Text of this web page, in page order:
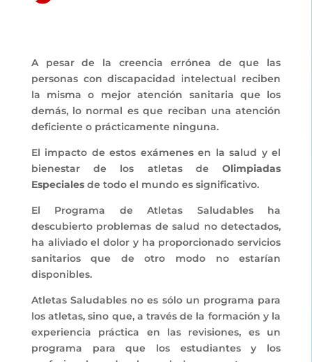
A pesar de la creencia errónea de que las
personas con discapacidad intelectual reciben
la misma o mejor atención sanitaria que los
demás, lo normal es que reciban una atención
deficiente o prácticamente ninguna.
El impacto de estos exámenes en la salud y el
bienestar de los atletas deOlimpiadas
Especialesde todo el mundo es significativo.
El Programa de Atletas Saludables ha
descubierto problemas de salud no detectados,
ha aliviado el dolor y ha proporcionado servicios
sanitarios que de otro modo no estarían
disponibles.
Atletas Saludables no es sólo un programa para
los atletas, sino que, a través de la formación y la
experiencia práctica en las revisiones, es un
programa para que los estudiantes y los